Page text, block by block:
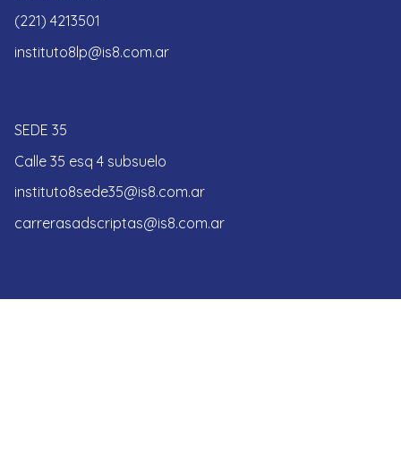
(221) 4213501
instituto8lp@is8.com.ar
SEDE 35
Calle 35 esq 4 subsuelo
instituto8sede35@is8.com.ar
carrerasadscriptas@is8.com.ar